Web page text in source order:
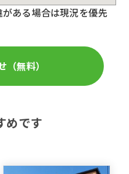
ある場合は現況を優先
（無料）
めです